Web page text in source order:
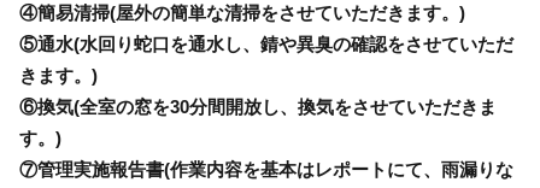
④簡易清掃(屋外の簡単な清掃をさせていただきます。)
⑤通水(水回り蛇口を通水し、錆や異臭の確認をさせていただ
きます。)
⑥換気(全室の窓を30分間開放し、換気をさせていただきま
す。)
⑦管理実施報告書(作業内容を基本はレポートにて、雨漏りな